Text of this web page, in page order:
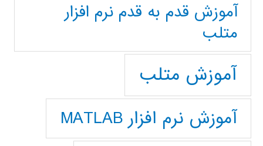
آموزش قدم به قدم نرم افزار
متلب
آموزش متلب
آموزش نرم افزار MATLAB